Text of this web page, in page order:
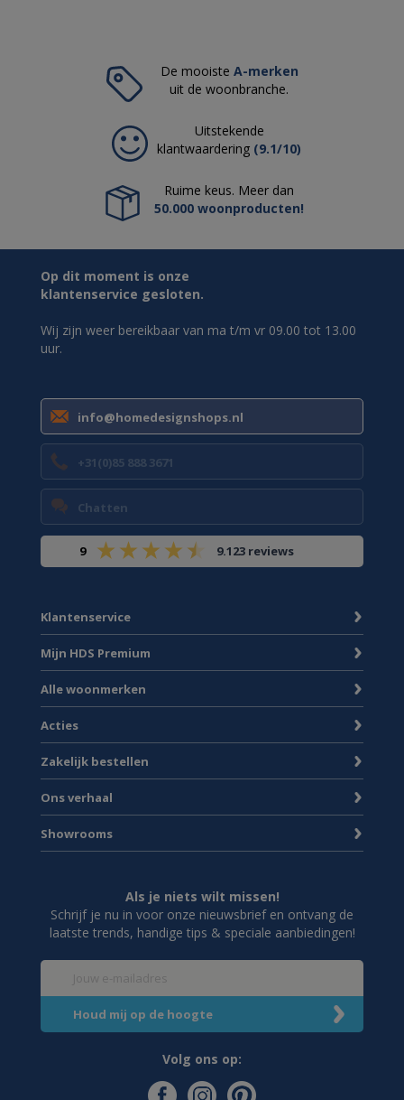
De mooiste A-merken
uit de woonbranche.
Uitstekende
klantwaardering (9.1/10)
Ruime keus. Meer dan
50.000 woonproducten!
Op dit moment is onze
klantenservice gesloten.
Wij zijn weer bereikbaar van ma t/m vr 09.00 tot 13.00
uur.
info@homedesignshops.nl
+31(0)85 888 3671
Chatten
9 9.123 reviews
Klantenservice
Mijn HDS Premium
Alle woonmerken
Acties
Zakelijk bestellen
Ons verhaal
Showrooms
Als je niets wilt missen!
Schrijf je nu in voor onze nieuwsbrief en ontvang de
laatste trends, handige tips & speciale aanbiedingen!
Volg ons op: